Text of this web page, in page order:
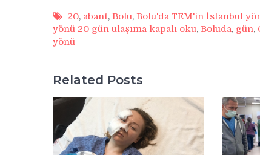
20, abant, Bolu, Bolu'da TEM'in İstanbul
yönü 20 gün ulaşıma kapalı oku, Boluda, gün,
yönü
Related Posts